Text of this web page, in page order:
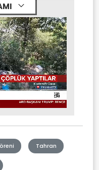
Tahran